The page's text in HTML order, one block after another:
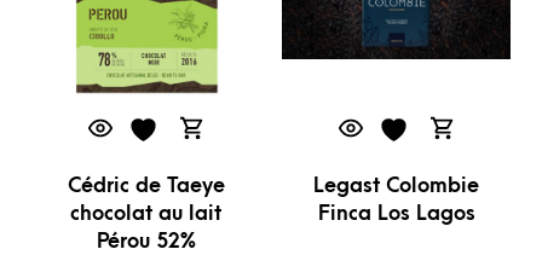
Cédric de Taeye
chocolat au lait
Pérou 52%
Legast Colombie
Finca Los Lagos